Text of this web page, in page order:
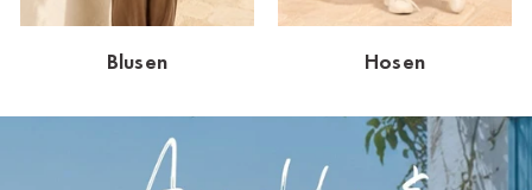
Hannover
Innsbruck
Kiel-CittiPark
Blusen Hosen